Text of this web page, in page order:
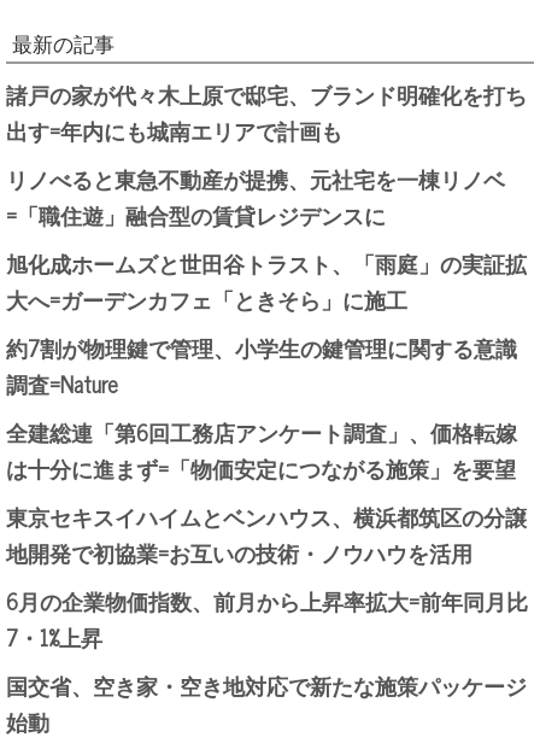
最新の記事
諸戸の家が代々木上原で邸宅、ブランド明確化を打ち
出す=年内にも城南エリアで計画も
リノべると東急不動産が提携、元社宅を一棟リノベ
=「職住遊」融合型の賃貸レジデンスに
旭化成ホームズと世田谷トラスト、「雨庭」の実証拡
大へ=ガーデンカフェ「ときそら」に施工
約7割が物理鍵で管理、小学生の鍵管理に関する意識
調査=Nature
全建総連「第6回工務店アンケート調査」、価格転嫁
は十分に進まず=「物価安定につながる施策」を要望
東京セキスイハイムとベンハウス、横浜都筑区の分譲
地開発で初協業=お互いの技術・ノウハウを活用
6月の企業物価指数、前月から上昇率拡大=前年同月比
7・1%上昇
国交省、空き家・空き地対応で新たな施策パッケージ
始動